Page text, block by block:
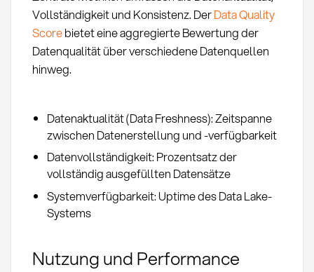
Vollständigkeit und Konsistenz. DerData Quality
Scorebietet eine aggregierte Bewertung der
Datenqualität über verschiedene Datenquellen
hinweg.
Datenaktualität (Data Freshness): Zeitspanne
zwischen Datenerstellung und -verfügbarkeit
Datenvollständigkeit: Prozentsatz der
vollständig ausgefüllten Datensätze
Systemverfügbarkeit: Uptime des Data Lake-
Systems
Nutzung und Performance